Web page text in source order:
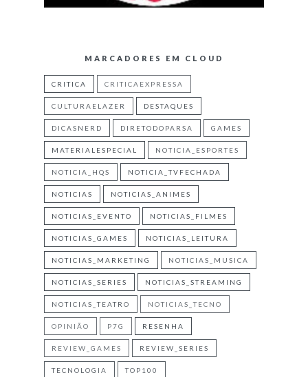
MARCADORES EM CLOUD
CRITICA CRITICAEXPRESSA
CULTURAELAZER DESTAQUES
DICASNERD DIRETODOPARSA GAMES
MATERIALESPECIAL NOTICIA_ESPORTES
NOTICIA_HQS NOTICIA_TVFECHADA
NOTICIAS NOTICIAS_ANIMES
NOTICIAS_EVENTO NOTICIAS_FILMES
NOTICIAS_GAMES NOTICIAS_LEITURA
NOTICIAS_MARKETING NOTICIAS_MUSICA
NOTICIAS_SERIES NOTICIAS_STREAMING
NOTICIAS_TEATRO NOTICIAS_TECNO
OPINIÃO P7G RESENHA
REVIEW_GAMES REVIEW_SERIES
TECNOLOGIA TOP100